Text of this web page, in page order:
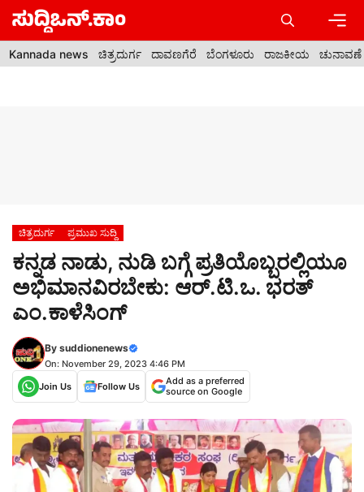
Skip
content
Kannada news ಚಿತ್ರದುರ್ಗ ದಾವಣಗೆರೆ ಬೆಂಗಳೂರು ರಾಜಕೀಯ ಚುನಾವಣೆ
ಚಿತ್ರದುರ್ಗ ಪ್ರಮುಖ ಸುದ್ದಿ
ಕನ್ನಡ ನಾಡು, ನುಡಿ ಬಗ್ಗೆ ಪ್ರತಿಯೊಬ್ಬರಲ್ಲಿಯೂ
ಅಭಿಮಾನವಿರಬೇಕು‌: ಆರ್.ಟಿ.ಒ. ಭರತ್
ಎಂ.ಕಾಳೆಸಿಂಗ್
By suddionenews
On: November 29, 2023 4:46 PM
Join Us
Follow Us
Add as a preferred
source on Google